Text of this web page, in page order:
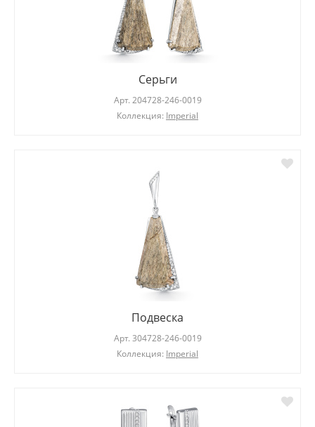
Серьги
Арт. 204728-246-0019
Коллекция: Imperial
Подвеска
Арт. 304728-246-0019
Коллекция: Imperial